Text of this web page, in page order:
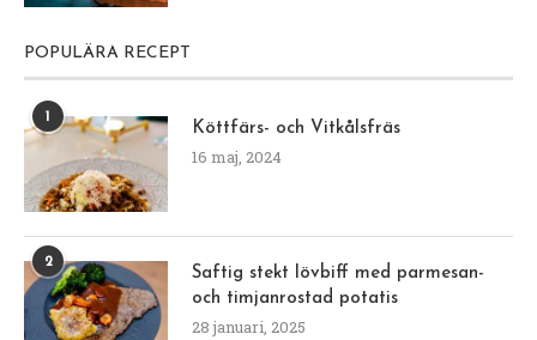
POPULÄRA RECEPT
1
Köttfärs- och Vitkålsfräs
16 maj, 2024
2
Saftig stekt lövbiff med parmesan-
och timjanrostad potatis
28 januari, 2025